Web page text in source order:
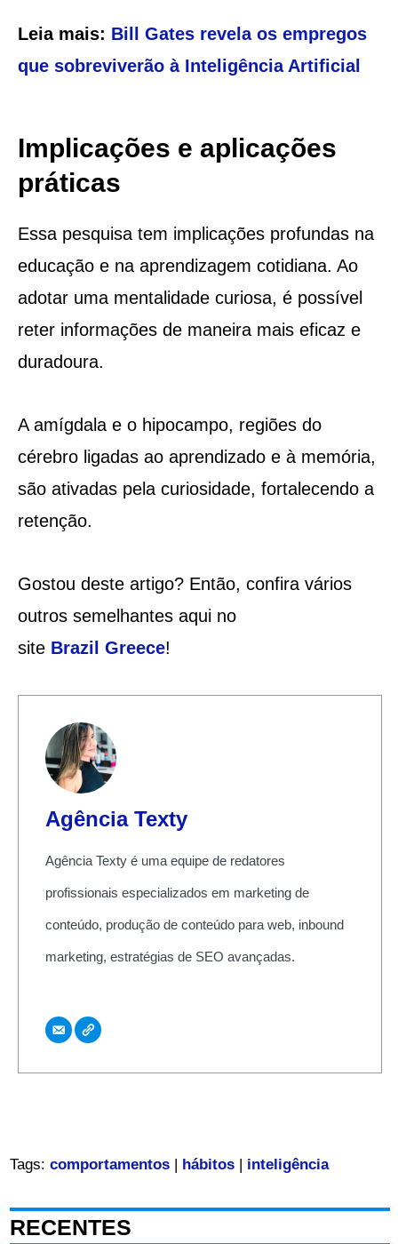
Leia mais: Bill Gates revela os empregos
que sobreviverão à Inteligência Artificial
Implicações e aplicações
práticas
Essa pesquisa tem implicações profundas na
educação e na aprendizagem cotidiana. Ao
adotar uma mentalidade curiosa, é possível
reter informações de maneira mais eficaz e
duradoura.
A amígdala e o hipocampo, regiões do
cérebro ligadas ao aprendizado e à memória,
são ativadas pela curiosidade, fortalecendo a
retenção.
Gostou deste artigo? Então, confira vários
outros semelhantes aqui no
site Brazil Greece!
Agência Texty
Agência Texty é uma equipe de redatores
profissionais especializados em marketing de
conteúdo, produção de conteúdo para web, inbound
marketing, estratégias de SEO avançadas.
Tags: comportamentos| hábitos| inteligência
RECENTES